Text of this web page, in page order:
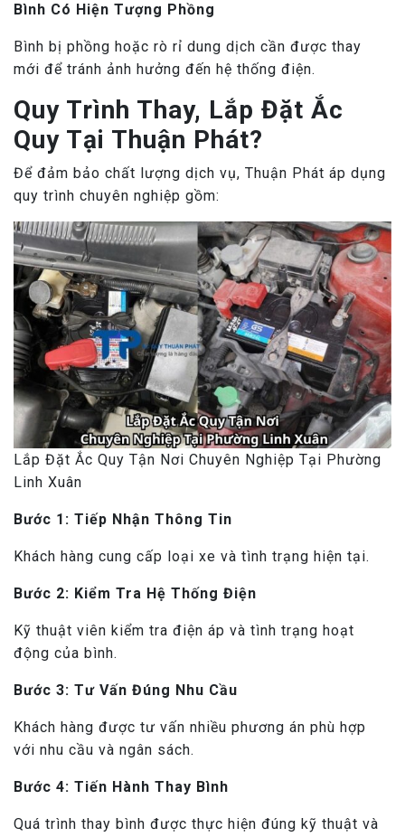
Bình Có Hiện Tượng Phồng
Bình bị phồng hoặc rò rỉ dung dịch cần được thay
mới để tránh ảnh hưởng đến hệ thống điện.
Quy Trình Thay, Lắp Đặt Ắc
Quy Tại Thuận Phát?
Để đảm bảo chất lượng dịch vụ, Thuận Phát áp dụng
quy trình chuyên nghiệp gồm:
Lắp Đặt Ắc Quy Tận Nơi Chuyên Nghiệp Tại Phường
Linh Xuân
Bước 1: Tiếp Nhận Thông Tin
Khách hàng cung cấp loại xe và tình trạng hiện tại.
Bước 2: Kiểm Tra Hệ Thống Điện
Kỹ thuật viên kiểm tra điện áp và tình trạng hoạt
động của bình.
Bước 3: Tư Vấn Đúng Nhu Cầu
Khách hàng được tư vấn nhiều phương án phù hợp
với nhu cầu và ngân sách.
Bước 4: Tiến Hành Thay Bình
Quá trình thay bình được thực hiện đúng kỹ thuật và